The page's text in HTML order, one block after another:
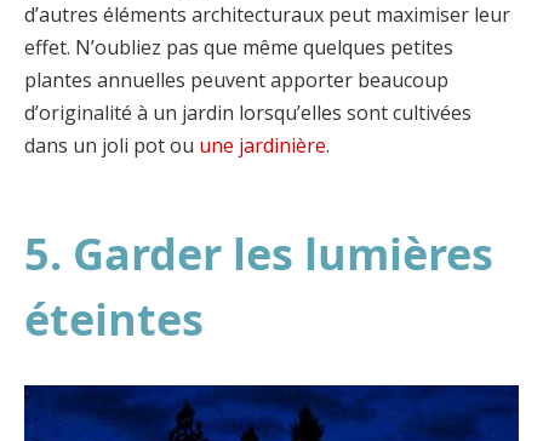
d’autres éléments architecturaux peut maximiser leur
effet. N’oubliez pas que même quelques petites
plantes annuelles peuvent apporter beaucoup
d’originalité à un jardin lorsqu’elles sont cultivées
dans un joli pot ou une jardinière.
5. Garder les lumières
éteintes